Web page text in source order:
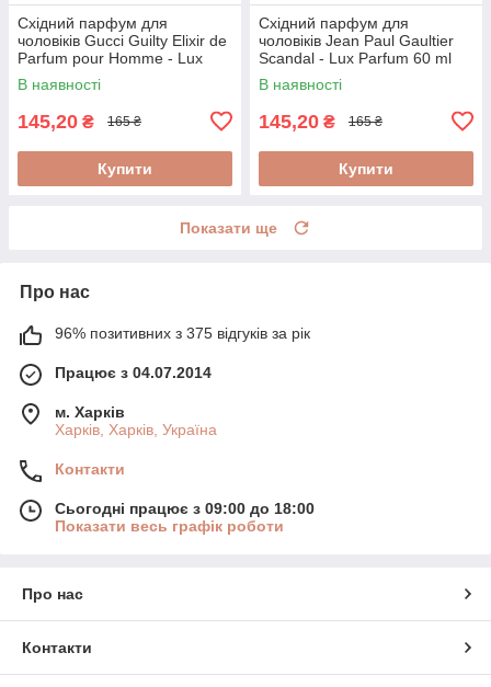
Східний парфум для
чоловіків Gucci Guilty Elixir de
Parfum pour Homme - Lux
Parfum 60 ml
В наявності
145,20 ₴ 165 ₴
Купити
Східний парфум для
чоловіків Jean Paul Gaultier
Scandal - Lux Parfum 60 ml
В наявності
145,20 ₴ 165 ₴
Купити
Показати ще
Про нас
96% позитивних з 375 відгуків за рік
Працює з 04.07.2014
м. Харків
Харків, Харків, Україна
Контакти
Сьогодні працює з 09:00 до 18:00
Показати весь графік роботи
Про нас
Контакти